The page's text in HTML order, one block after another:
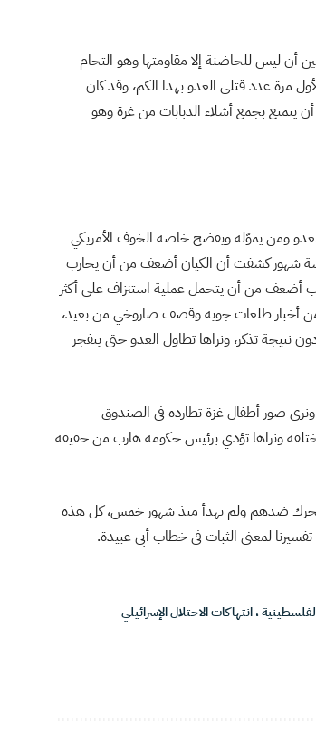
أن ليس للحاضنة إلا مقاومتها وهو التحام
مرة عدد قتلى العدو بهذا الكم، وقد كان
يتمتع بجمع أشلاء الدبابات من غزة وهو
ومن يموّله ويفضح خاصة الخوف الأمريكي
شهور كشفت أن الكيان أضعف من أن يحارب
أضعف من أن يتحمل عملية استنزاف على أكثر
من أخبار طلعات جوية وقصف صاروخي من بعيد،
نتيجة تذكر، ونراها تطاول العدو حتى ينفجر
ونرى صور أطفال غزة تطارده في الصندوق
ونراها تؤدي برئيس حكومة هارب من حقيقة
ضدهم ولم يهدأ منذ شهور خمس، كل هذه
لمعنى الثبات في خطاب أبي عبيدة.
،انتهاكات الاحتلال الإسرائيلي